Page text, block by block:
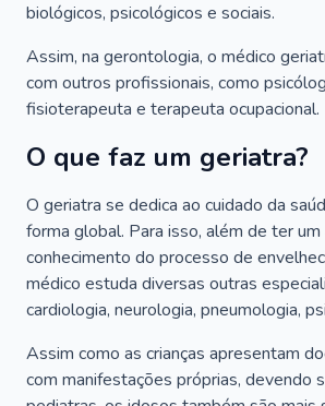
biológicos, psicológicos e sociais.
Assim, na gerontologia, o médico
com outros profissionais, como
fisioterapeuta e terapeuta ocupacional.
O que faz um geriatra?
O geriatra se dedica ao cuidado da
forma global. Para isso, além de ter
conhecimento do processo de
médico estuda diversas outras
cardiologia, neurologia, pneumologia,
Assim como as crianças apresentam
com manifestações próprias, devendo